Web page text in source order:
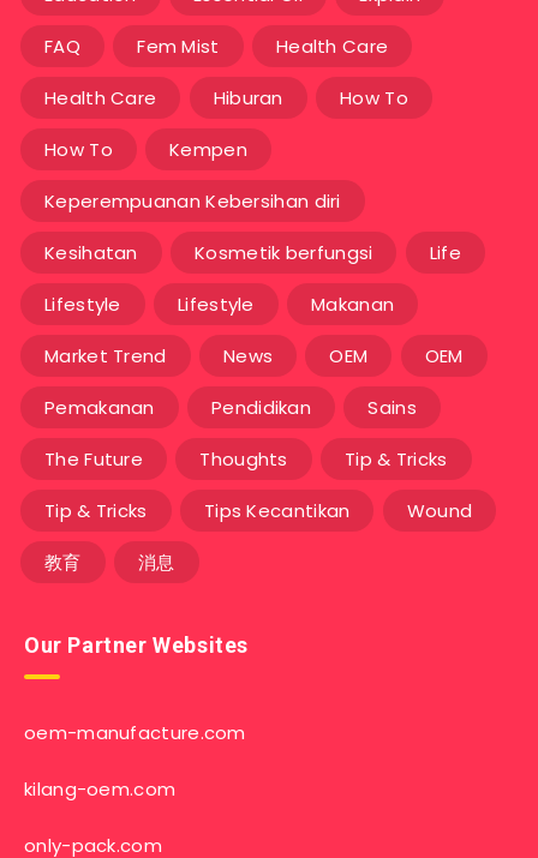
FAQ Fem Mist Health Care
Health Care Hiburan How To
How To Kempen
Keperempuanan Kebersihan diri
Kesihatan Kosmetik berfungsi Life
Lifestyle Lifestyle Makanan
Market Trend News OEM OEM
Pemakanan Pendidikan Sains
The Future Thoughts Tip & Tricks
Tip & Tricks Tips Kecantikan Wound
教育 消息
Our Partner Websites
oem-manufacture.com
kilang-oem.com
only-pack.com